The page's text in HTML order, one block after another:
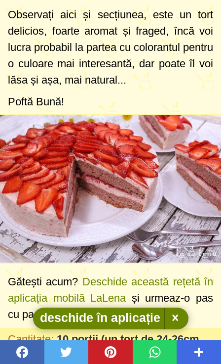
Observați aici și secțiunea, este un tort
delicios, foarte aromat și fraged, încă voi
lucra probabil la partea cu colorantul pentru
o culoare mai interesantă, dar poate îl voi
lăsa și așa, mai natural...
Poftă Bună!
Gătești acum?Deschide această rețetă în
aplicația mobilă LaLenași urmeaz-o pas
cu pas în modul de gătit, fără reclame.
Cantitate: 10 portii(un tort de24-26cm
diametru)
deschide în aplicație